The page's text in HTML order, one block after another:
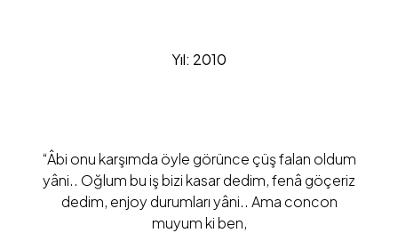
Yıl: 2010
“Âbi onu karşımda öyle görünce çüş falan oldum
yâni.. Oğlum bu iş bizi kasar dedim, fenâ göçeriz
dedim, enjoy durumları yâni.. Ama concon
muyum ki ben,